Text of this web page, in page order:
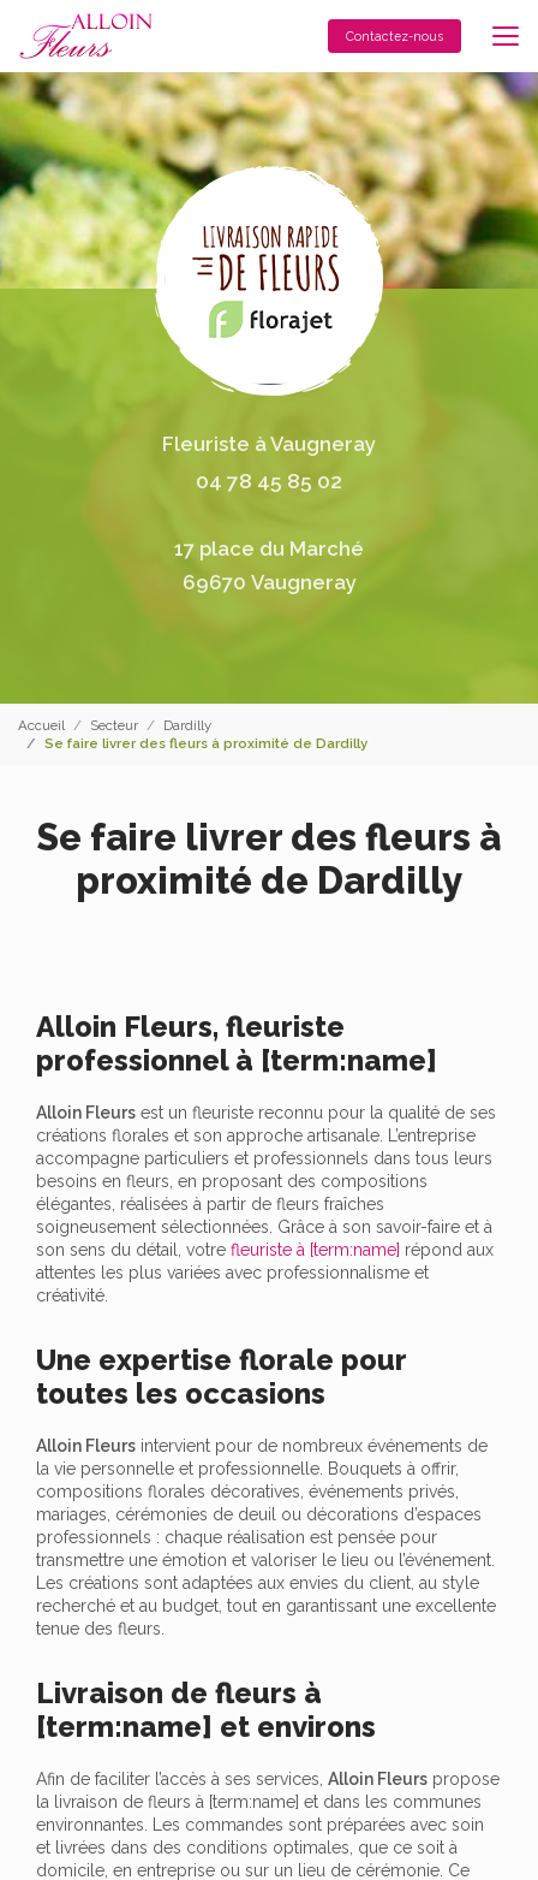
contenu
principal
Contactez-nous
Fleuriste à Vaugneray
04 78 45 85 02
17 place du Marché
69670 Vaugneray
Accueil Secteur
Dardilly
Se faire livrer des fleurs à proximité de Dardilly
Se faire livrer des fleurs à
proximité de Dardilly
Alloin Fleurs, fleuriste
professionnel à [term:name]
Alloin Fleurs est un fleuriste reconnu pour la qualité de ses
créations florales et son approche artisanale. L’entreprise
accompagne particuliers et professionnels dans tous leurs
besoins en fleurs, en proposant des compositions
élégantes, réalisées à partir de fleurs fraîches
soigneusement sélectionnées. Grâce à son savoir-faire et à
son sens du détail, votre fleuriste à [term:name] répond aux
attentes les plus variées avec professionnalisme et
créativité.
Une expertise florale pour
toutes les occasions
Alloin Fleurs intervient pour de nombreux événements de
la vie personnelle et professionnelle. Bouquets à offrir,
compositions florales décoratives, événements privés,
mariages, cérémonies de deuil ou décorations d’espaces
professionnels : chaque réalisation est pensée pour
transmettre une émotion et valoriser le lieu ou l’événement.
Les créations sont adaptées aux envies du client, au style
recherché et au budget, tout en garantissant une excellente
tenue des fleurs.
Livraison de fleurs à
[term:name] et environs
Afin de faciliter l’accès à ses services, Alloin Fleurs propose
la livraison de fleurs à [term:name] et dans les communes
environnantes. Les commandes sont préparées avec soin
et livrées dans des conditions optimales, que ce soit à
domicile, en entreprise ou sur un lieu de cérémonie. Ce